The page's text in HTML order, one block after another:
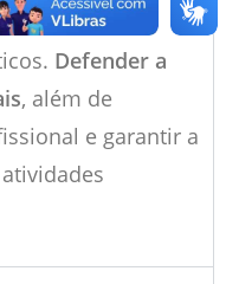
e
Defender a
, além de
e garantir a